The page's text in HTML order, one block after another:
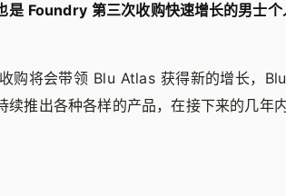
是 Foundry 第三次收购快速增长的男士个
购将会带领 Blu Atlas 获得新的增长，
续推出各种各样的产品，在接下来的几年